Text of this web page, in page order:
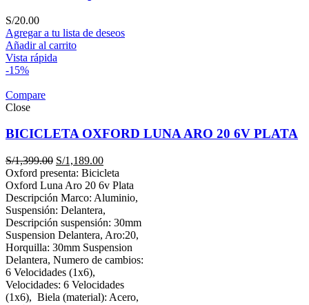
S/20.00
Agregar a tu lista de deseos
Añadir al carrito
Vista rápida
-15%
Compare
Close
BICICLETA OXFORD LUNA ARO 20 6V PLATA
S/1,399.00 El
precio
original
era:
S/1,399.00.
S/1,189.00El
precio
actual
es:
Oxford presenta: Bicicleta
Oxford Luna Aro 20 6v Plata
Descripción Marco: Aluminio,
Suspensión: Delantera,
Descripción suspensión: 30mm
Suspension Delantera, Aro:20,
Horquilla: 30mm Suspension
Delantera, Numero de cambios:
6 Velocidades (1x6),
Velocidades: 6 Velocidades
(1x6), Biela (material): Acero,